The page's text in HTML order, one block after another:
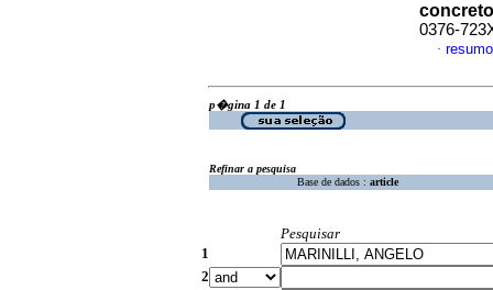
concreto
0376-
·
p�gina 1 de 1
Refinar a pesquisa
Base de dados : article
Pesquisar
1
2